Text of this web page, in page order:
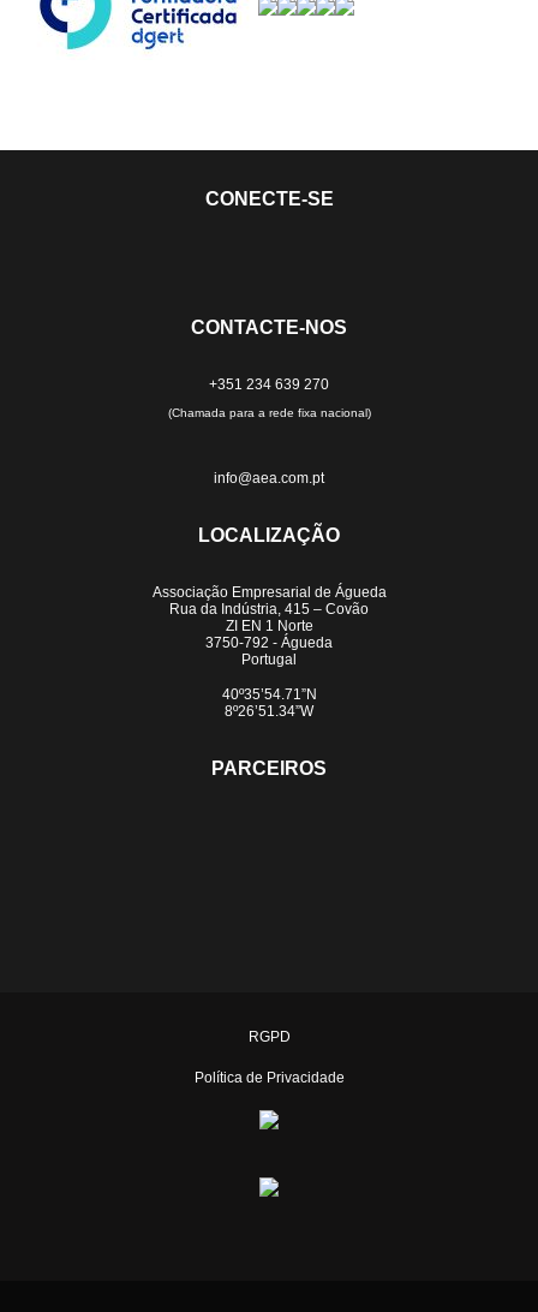
CONECTE-SE
CONTACTE-NOS
+351 234 639 270
(Chamada para a rede fixa nacional)
info@aea.com.pt
LOCALIZAÇÃO
Associação Empresarial de Águeda
Rua da Indústria, 415 – Covão
ZI EN 1 Norte
3750-792 - Águeda
Portugal
40º35’54.71”N
8º26’51.34”W
PARCEIROS
RGPD
Política de Privacidade